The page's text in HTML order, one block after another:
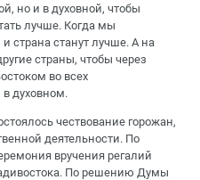
но и в духовной, чтобы
лучше. Когда мы
страна станут лучше. А на
страны, чтобы через
во всех
духовном.
чествование горожан,
деятельности. По
вручения регалий
По решению Думы